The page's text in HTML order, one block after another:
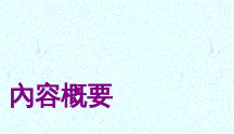
內容概要